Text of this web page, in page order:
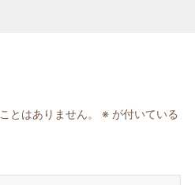
とはありません。
※ が付いている